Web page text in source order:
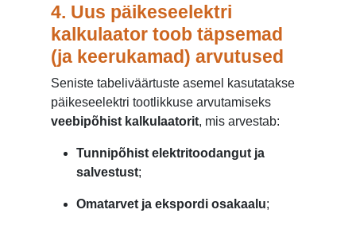
4. Uus päikeseelektri
kalkulaator toob täpsemad
(ja keerukamad) arvutused
Seniste tabeliväärtuste asemel kasutatakse
päikeseelektri tootlikkuse arvutamiseks
veebipõhist kalkulaatorit, mis arvestab:
Tunnipõhist elektritoodangut ja
salvestust;
Omatarvet ja ekspordi osakaalu;